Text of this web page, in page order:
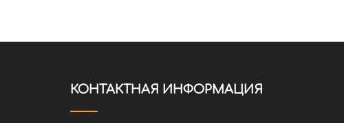
КОНТАКТНАЯ ИНФОРМАЦИЯ